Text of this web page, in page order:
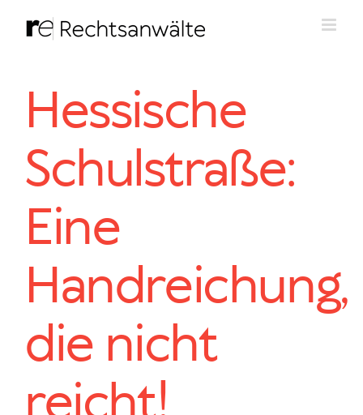
Inhalt
Hessische
Schulstraße:
Eine
Handreichung,
die nicht